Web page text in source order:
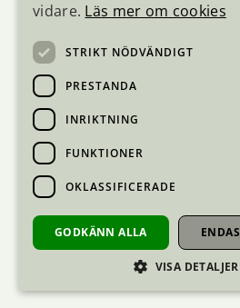
Simrishamn
Tillgänglighetsredogörelse
Hantering av personuppgifter
Inloggning för utbildare
vidare. Läs mer om cookies
STRIKT NÖDVÄNDIGT
PRESTANDA
INRIKTNING
FUNKTIONER
OKLASSIFICERADE
GODKÄNN ALLA
VISA DETALJER